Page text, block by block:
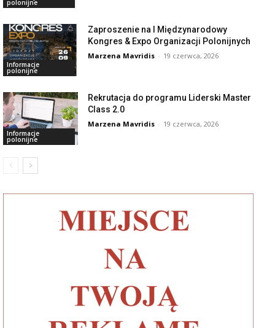
polonijne
Informacje
polonijne
Zaproszenie na I Międzynarodowy
Kongres & Expo Organizacji Polonijnych
Marzena Mavridis - 19 czerwca, 2026
Informacje
polonijne
Rekrutacja do programu Liderski Master
Class 2.0
Marzena Mavridis - 19 czerwca, 2026